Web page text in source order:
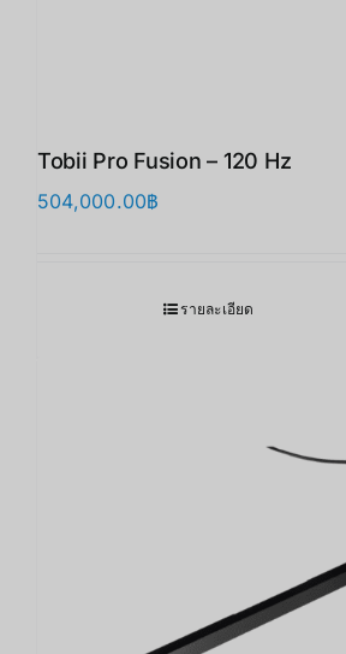
Tobii Pro Fusion – 120 Hz
504,000.00฿
รายละเอียด